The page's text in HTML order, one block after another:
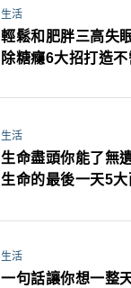
生活
輕鬆和肥胖三高失
除糖癮6大招打造
生活
生命盡頭你能了無
生命的最後一天5
生活
一句話讓你想一整